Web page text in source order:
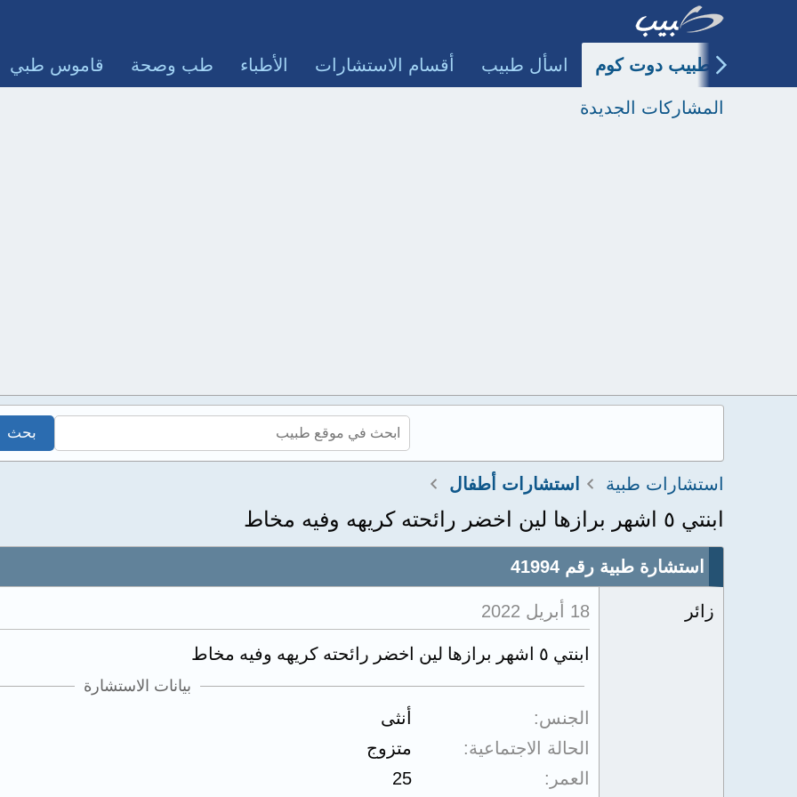
طبيب دوت كوم اسأل طبيب أقسام الاستشارات الأطباء طب وصحة قاموس طبي
المشاركات الجديدة
استشارات طبية استشارات أطفال
ابنتي ٥ اشهر برازها لين اخضر رائحته كريهه وفيه مخاط
استشارة طبية رقم 41994
زائر 18 أبريل 2022
ابنتي ٥ اشهر برازها لين اخضر رائحته كريهه وفيه مخاط
بيانات الاستشارة
الجنس
أنثى
الحالة الاجتماعية
متزوج
العمر
25